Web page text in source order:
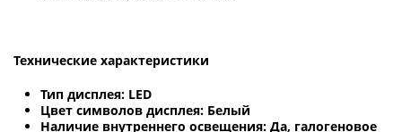
Технические характеристики
Тип дисплея: LED
Цвет символов дисплея: Белый
Наличие внутреннего освещения: Да, галогеновое